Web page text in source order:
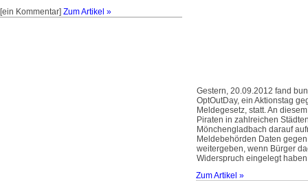
[ein Kommentar] Zum Artikel »
Gestern, 20.09.2012 fand
OptOutDay, ein Aktionstag
Meldegesetz, statt. An
Piraten in zahlreichen
Mönchengladbach darauf
Meldebehörden Daten
weitergeben, wenn Bürger
Widerspruch eingelegt
Zum Artikel »